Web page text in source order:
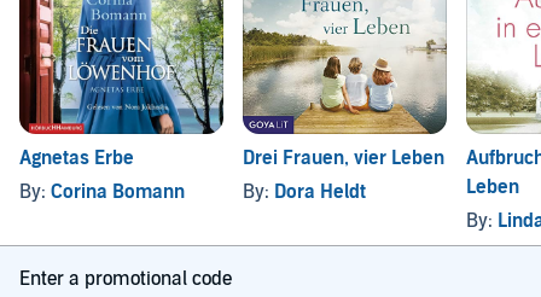
Agnetas Erbe
By: Corina Bomann
Drei Frauen, vier Leben
By: Dora Heldt
Leben
By:
Enter a promotional code